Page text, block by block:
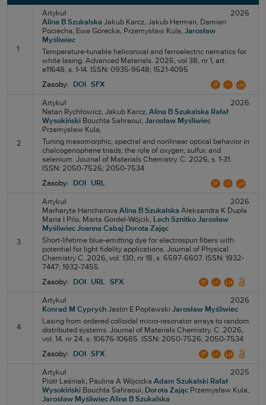
1
Artykuł
2026
Alina B Szukalska Jakub Karcz, Jakub Herman, Damian
Pociecha, Ewa Górecka, Przemysław Kula, Jarosław
Myśliwiec
Temperature-tunable heliconical and ferroelectric nematics for
white lasing. Advanced Materials. 2026, vol 38, nr 1, art.
e11648, s. 1-14. ISSN: 0935-9648; 1521-4095
Zasoby:
DOI SFX
2
Artykuł
2026
Natan Rychłowicz, Jakub Karcz, Alina B Szukalska Rafał
Wysokiński Bouchta Sahraoui, Jarosław Myśliwiec
Przemysław Kula,
Tuning mesomorphic, spectral and nonlinear optical behavior in
chalcogenophene triads: the role of oxygen, sulfur, and
selenium. Journal of Materials Chemistry. C. 2026, s. 1-31.
ISSN: 2050-7526; 2050-7534
Zasoby:
DOI URL
3
Artykuł
2026
Marharyta Hancharova Alina B Szukalska Aleksandra K Dupla
Maria I Pilo, Marta Gordel-Wójcik, Lech Sznitko Jarosław
Myśliwiec Joanna Cabaj Dorota Zając
Short-lifetime blue-emitting dye for electrospun fibers with
potential for light fidelity applications. Journal of Physical
Chemistry C. 2026, vol. 130, nr 18, s. 6597-6607. ISSN: 1932-
7447; 1932-7455
Zasoby:
DOI URL SFX
4
Artykuł
2026
Konrad M Cyprych Jastin E Popławski Jarosław Myśliwiec
Lasing from ordered colloidal micro-resonator arrays to random
distributed systems. Journal of Materials Chemistry. C. 2026,
vol. 14, nr 24, s. 10676-10685. ISSN: 2050-7526; 2050-7534
Zasoby:
DOI SFX
Artykuł
2025
Piotr Leśniak, Paulina A Wójcicka Adam Szukalski Rafał
Wysokiński Bouchta Sahraoui, Dorota Zając Przemysław Kula,
Jarosław Myśliwiec Alina B Szukalska